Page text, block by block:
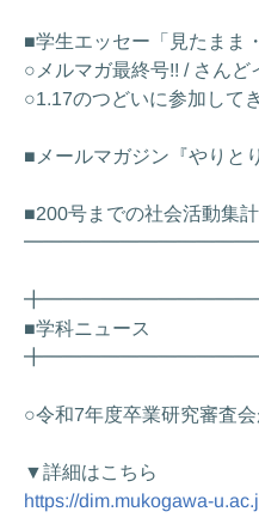
■学生エッセー「見たまま
○メルマガ最終号!! / さんど
○1.17のつどいに参加して
■メールマガジン『やりと
■200号までの社会活動集計
■学科ニュース
○令和7年度卒業研究審査会
▼詳細はこちら
https://dim.mukogawa-